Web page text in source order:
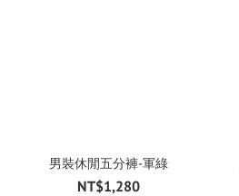
男裝休閒五分褲-軍綠
NT$1,280